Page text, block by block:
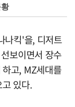
나킥'을, 디저트
보이면서 장수
고, MZ세대를
있다.